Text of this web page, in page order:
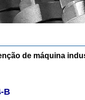
de máquina
B